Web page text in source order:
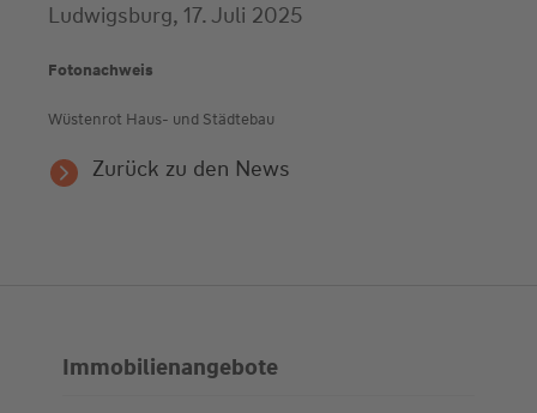
Ludwigsburg, 17. Juli 2025
Fotonachweis
Wüstenrot Haus- und Städtebau
Zurück zu den News
Immobilienangebote